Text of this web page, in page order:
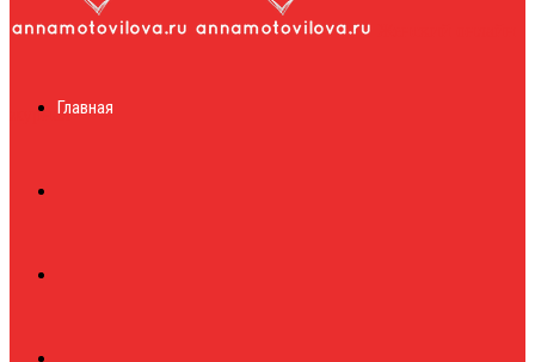
журналГлавная